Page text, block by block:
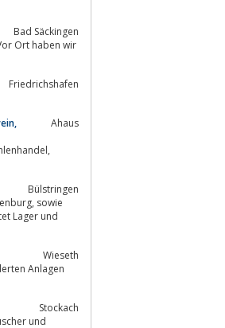
Bad Säckingen
Ort haben wir
Friedrichshafen
Ahaus
Bülstringen
Wieseth
Stockach